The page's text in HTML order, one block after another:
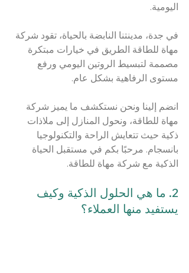
اليومية.
في جدة، مدينتنا النابضة بالحياة، تقود شركة
مهاة للطاقة الطريق في خيارات مبتكرة
مصممة لتبسيط الروتين اليومي ورفع
مستوى الرفاهية بشكل عام.
انضم إلينا ونحن نستكشف ما يميز شركة
مهاة للطاقة، ونحول المنازل إلى ملاذات
ذكية حيث تتعايش الراحة والتكنولوجيا
بانسجام. مرحبًا بكم في مستقبل الحياة
الذكية مع شركة مهاة للطاقة.
2. ما هي الحلول الذكية وكيف
يستفيد منها العملاء؟